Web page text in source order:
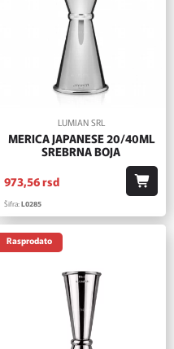
LUMIAN SRL
MERICA JAPANESE 20/40ML
SREBRNA BOJA
973,56rsd
Šifra:L0285
Rasprodato